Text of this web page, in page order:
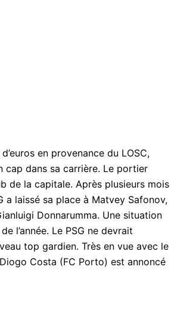
en provenance du LOSC,
cap dans sa carrière. Le portier
de la capitale. Après plusieurs mois
a laissé sa place à Matvey Safonov,
Donnarumma. Une situation
l’année. Le PSG ne devrait
top gardien. Très en vue avec le
Costa (FC Porto) est annoncé